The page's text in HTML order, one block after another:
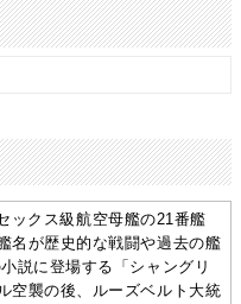
ックス級航空母艦の21番艦
名が歴史的な戦闘や過去の艦
説に登場する「シャングリ
空襲の後、ルーズベルト大統